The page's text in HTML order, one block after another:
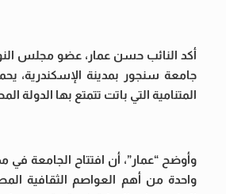
أكد النائب حسن عمار، عضو مجلس
جامعة سنجور بمدينة الإسكندرية،
المتنامية التي باتت تتمتع بها الدولة
وأوضح “عمار”، أن افتتاح الجامعة في
واحدة من أهم العواصم الثقافية